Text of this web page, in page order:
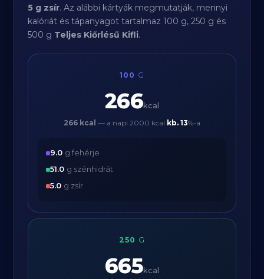
5 g zsír. Az alábbi kártyák megmutatják, mennyi
kalóriát és tápanyagot tartalmaz 100 g, 250 g és
500 g Teljes Kiőrlésű Kifli.
100 G
266kcal
266 kcal — a napi 2000 kcal kb. 13%-a
9.0 g fehérje
51.0 g szénhidrát
5.0 g zsír
250 G
665kcal